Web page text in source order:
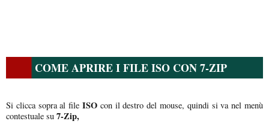
COME APRIRE I FILE ISO CON 7-ZIP
Si clicca sopra al file ISO con il destro del mouse, quindi si va nel menù
contestuale su 7-Zip,